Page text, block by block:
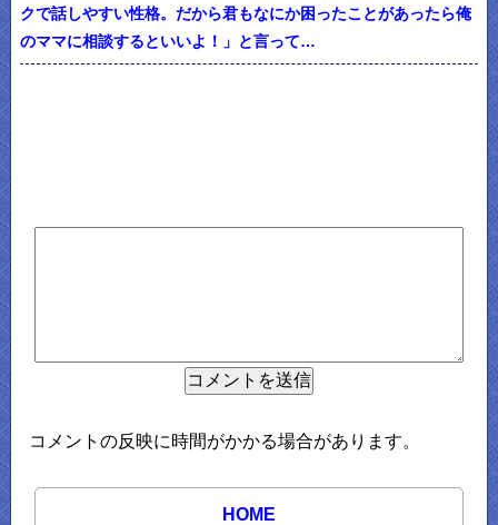
クで話しやすい性格。だから君もなにか困ったことがあったら俺
のママに相談するといいよ！」と言って…
コメントの反映に時間がかかる場合があります。
HOME